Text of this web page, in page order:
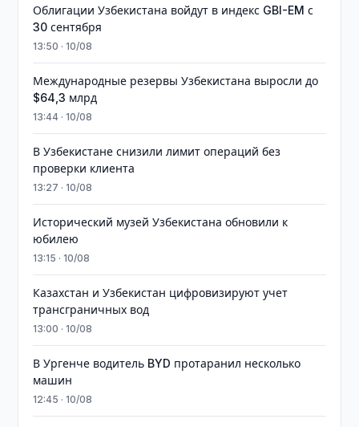
Облигации Узбекистана войдут в индекс GBI-EM с
30 сентября
13:50 · 10/08
Международные резервы Узбекистана выросли до
$64,3 млрд
13:44 · 10/08
В Узбекистане снизили лимит операций без
проверки клиента
13:27 · 10/08
Исторический музей Узбекистана обновили к
юбилею
13:15 · 10/08
Казахстан и Узбекистан цифровизируют учет
трансграничных вод
13:00 · 10/08
В Ургенче водитель BYD протаранил несколько
машин
12:45 · 10/08